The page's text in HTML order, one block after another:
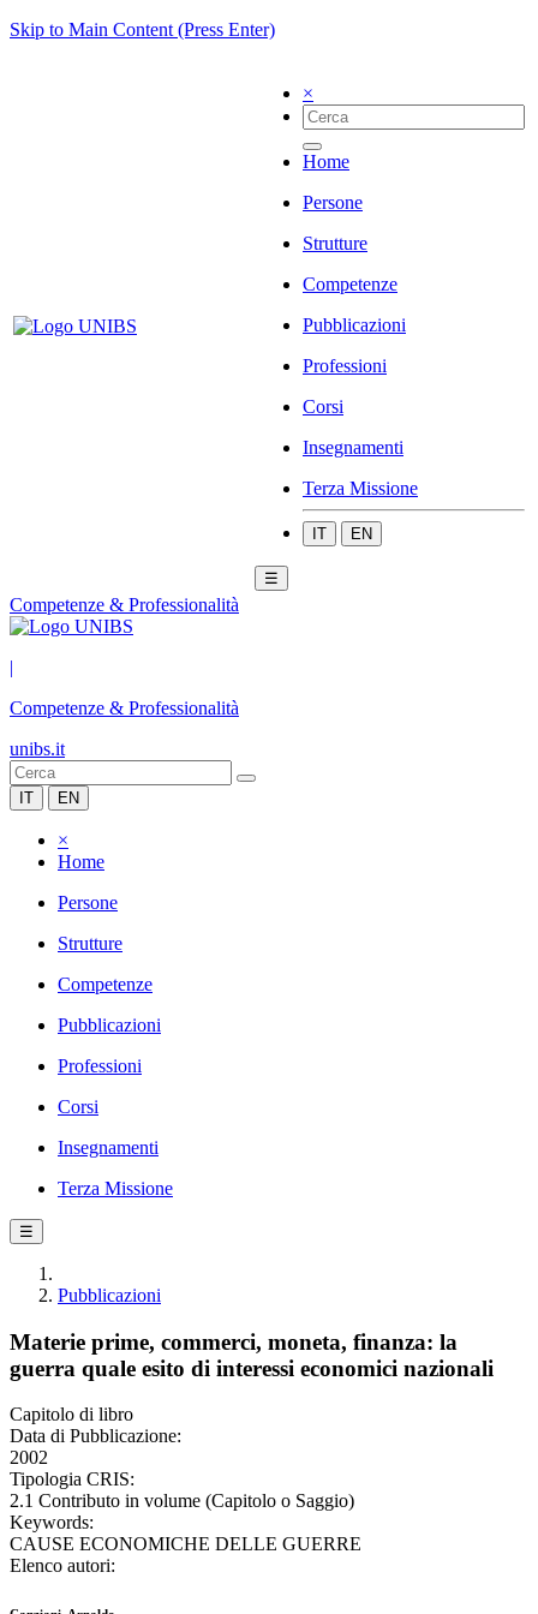
Skip to Main Content (Press Enter)
×
Home
Persone
Strutture
Competenze
Pubblicazioni
Professioni
Corsi
Insegnamenti
Terza Missione
IT EN
☰
Competenze & Professionalità
|
Competenze & Professionalità
unibs.it
IT EN
×
Home
Persone
Strutture
Competenze
Pubblicazioni
Professioni
Corsi
Insegnamenti
Terza Missione
☰
Pubblicazioni
Materie prime, commerci, moneta, finanza: la
guerra quale esito di interessi economici nazionali
Capitolo di libro
Data di Pubblicazione:
2002
Tipologia CRIS:
2.1 Contributo in volume (Capitolo o Saggio)
Keywords:
CAUSE ECONOMICHE DELLE GUERRE
Elenco autori: